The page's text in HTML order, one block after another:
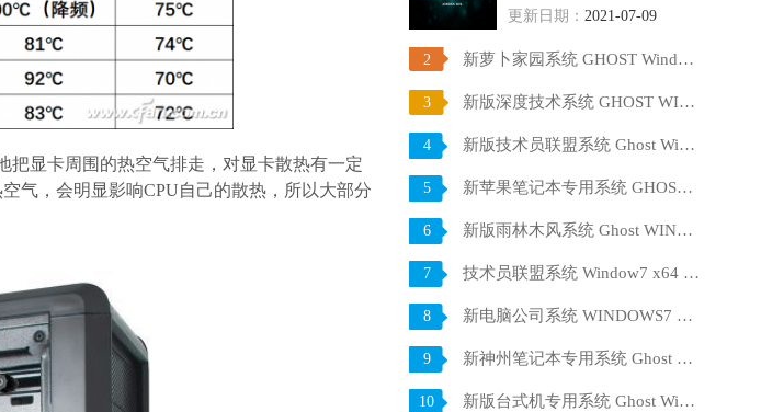
把显卡周围的热空气排走，对显卡散热有一定
气，会明显影响CPU自己的散热，所以大部分
更新日期： 2021-07-09
2 新萝卜家园系统 GHOST Windows10 X64 SP1 稳定装机版 V2021.07
3 新版深度技术系统 GHOST WIN10 X64 SP1 通用旗舰版 V2021.07
4 新版技术员联盟系统 Ghost Win10 X64 稳定装机版 V2021.07
5 新苹果笔记本专用系统 GHOST Window7 86 官方稳定版 V2021.07
6 新版雨林木风系统 Ghost WINDOWS7 X32位 SP1 快速装机版 V2021.07
7 技术员联盟系统 Window7 x64 旗舰版原版ISO下载 V2021.07
8 新电脑公司系统 WINDOWS7 X32位 装机旗舰版下载 V2021.07
9 新神州笔记本专用系统 Ghost win7 x64 装机稳定版 V2021.07
10 新版台式机专用系统 Ghost Win10 32位 旗舰版 V2021.07